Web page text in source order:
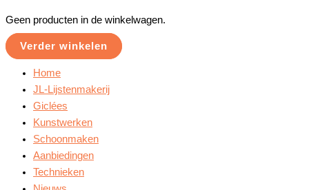
Geen producten in de winkelwagen.
Verder winkelen
Home
JL-Lijstenmakerij
Giclées
Kunstwerken
Schoonmaken
Aanbiedingen
Technieken